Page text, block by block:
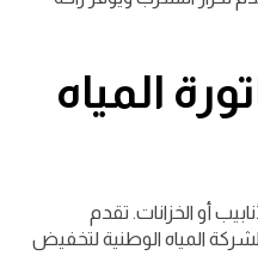
المياه
أو الخزانات. تقدم
المياه الوطنية لتخفيض